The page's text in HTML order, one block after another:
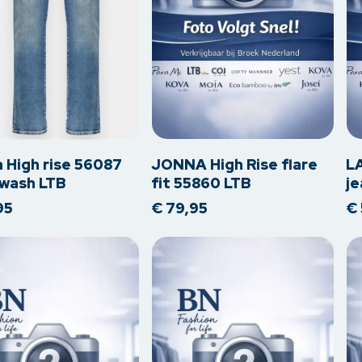
High rise 56087
LTB
Dit
product
heeft
meerdere
variaties.
Deze
kan
gekozen
worden
op
productpagina
JONNA High Rise flare
fit 55860 LTB
€ 79,95
Dit
op
€